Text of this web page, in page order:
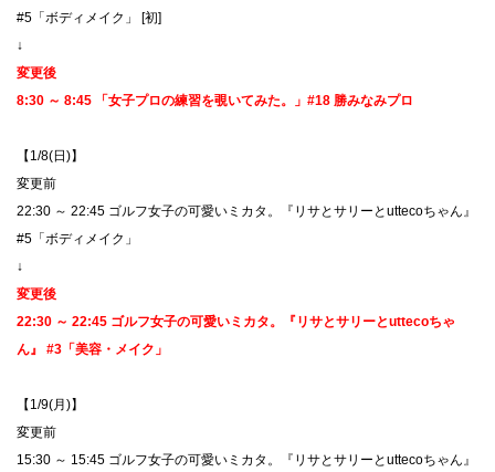
#5「ボディメイク」 [初]
↓
変更後
8:30 ～ 8:45 「女子プロの練習を覗いてみた。」#18 勝みなみプロ
【1/8(日)】
変更前
22:30 ～ 22:45 ゴルフ女子の可愛いミカタ。『リサとサリーとuttecoちゃん』
#5「ボディメイク」
↓
変更後
22:30 ～ 22:45 ゴルフ女子の可愛いミカタ。『リサとサリーとuttecoちゃ
ん』 #3「美容・メイク」
【1/9(月)】
変更前
15:30 ～ 15:45 ゴルフ女子の可愛いミカタ。『リサとサリーとuttecoちゃん』